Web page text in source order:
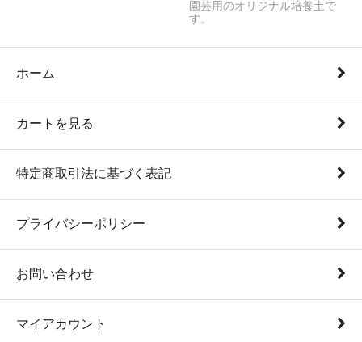
園芸用のオリジナル培養土で
す。
ホーム
カートを見る
特定商取引法に基づく表記
プライバシーポリシー
お問い合わせ
マイアカウント